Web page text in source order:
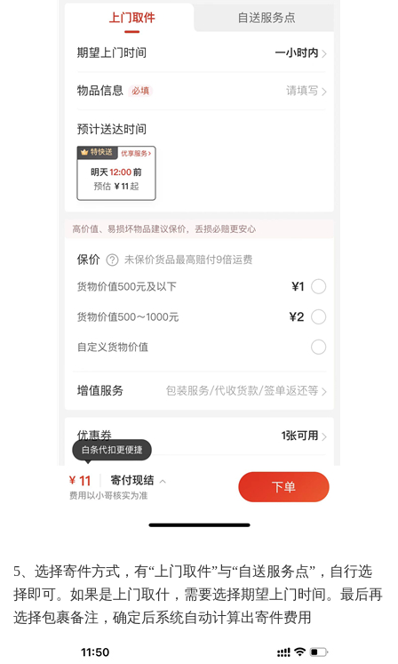
5、选择寄件方式，有“上门取件”与“自送服务点”，自行选
择即可。如果是上门取什，需要选择期望上门时间。最后再
选择包裹备注，确定后系统自动计算出寄件费用